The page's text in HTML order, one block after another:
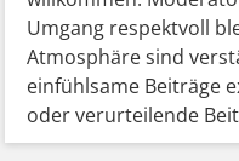
Umgang respektvoll
Atmosphäre sind
einfühlsame Beiträge
oder verurteilende